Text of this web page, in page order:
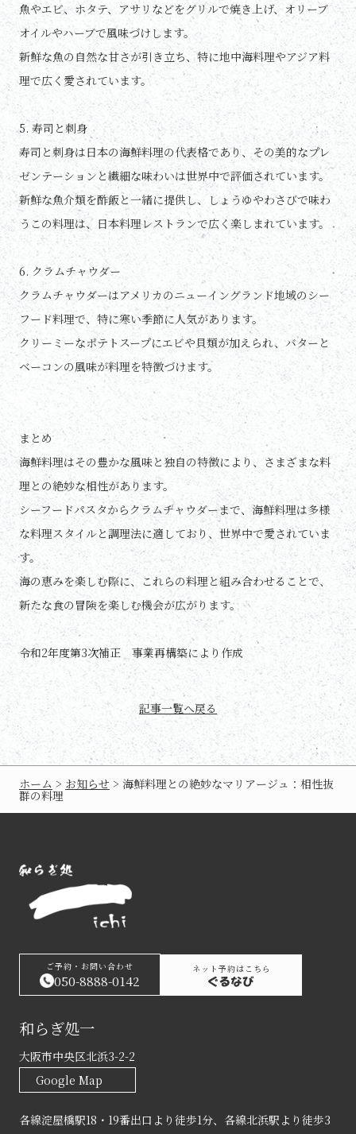
魚やエビ、ホタテ、アサリなどをグリルで焼き上げ、オリーブ
オイルやハーブで風味づけします。
新鮮な魚の自然な甘さが引き立ち、特に地中海料理やアジア料
理で広く愛されています。
5. 寿司と刺身
寿司と刺身は日本の海鮮料理の代表格であり、その美的なプレ
ゼンテーションと繊細な味わいは世界中で評価されています。
新鮮な魚介類を酢飯と一緒に提供し、しょうゆやわさびで味わ
うこの料理は、日本料理レストランで広く楽しまれています。
6. クラムチャウダー
クラムチャウダーはアメリカのニューイングランド地域のシー
フード料理で、特に寒い季節に人気があります。
クリーミーなポテトスープにエビや貝類が加えられ、バターと
ベーコンの風味が料理を特徴づけます。
まとめ
海鮮料理はその豊かな風味と独自の特徴により、さまざまな料
理との絶妙な相性があります。
シーフードパスタからクラムチャウダーまで、海鮮料理は多様
な料理スタイルと調理法に適しており、世界中で愛されていま
す。
海の恵みを楽しむ際に、これらの料理と組み合わせることで、
新たな食の冒険を楽しむ機会が広がります。
令和2年度第3次補正 事業再構築により作成
記事一覧へ戻る
ホーム > お知らせ > 海鮮料理との絶妙なマリアージュ：相性抜
群の料理
ご予約・お問い合わせ
050-8888-0142
ネット予約はこちら
和らぎ処一
大阪市中央区北浜3-2-2
Google Map
各線淀屋橋駅18・19番出口より徒歩1分、各線北浜駅より徒歩3